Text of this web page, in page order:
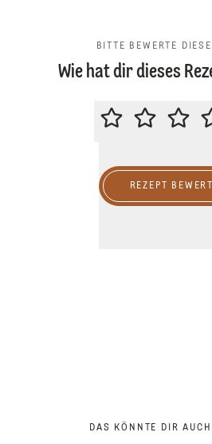
BITTE BEWERTE
Wie hat dir dieses
BITTE
REZEPT
DAS KÖNNTE DIR AUCH